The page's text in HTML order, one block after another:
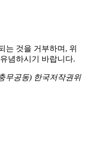
는 것을 거부하며, 위
념하시기 바랍니다.
무공동) 한국저작권위